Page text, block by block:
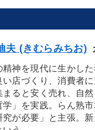
夫 (きむらみちお)
精神を現代に生かし
い店づくり、消費者
まると安く売れ、自
学」を実践。らん熟
究が必要」と主張。